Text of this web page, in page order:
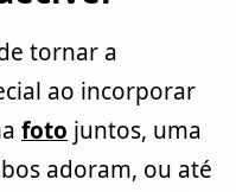
tornar a
ao incorporar
foto juntos, uma
adoram, ou até